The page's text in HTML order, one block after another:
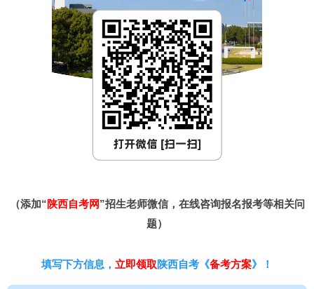
（添加“陕西自考网”招生老师微信，在线咨询报名报考等相关问
题）
填写下方信息， 立即领取陕西自考《备考方案》！